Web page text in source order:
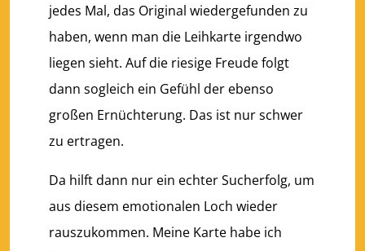
jedes Mal, das Original wiedergefunden zu
haben, wenn man die Leihkarte irgendwo
liegen sieht. Auf die riesige Freude folgt
dann sogleich ein Gefühl der ebenso
großen Ernüchterung. Das ist nur schwer
zu ertragen.
Da hilft dann nur ein echter Sucherfolg, um
aus diesem emotionalen Loch wieder
rauszukommen. Meine Karte habe ich